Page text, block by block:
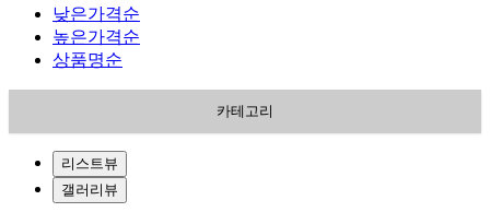
낮은가격순
높은가격순
상품명순
카테고리
리스트뷰
갤러리뷰